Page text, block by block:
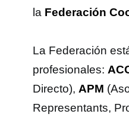
la Federación
La Federación
profesionales:
Directo), APM
Representants,